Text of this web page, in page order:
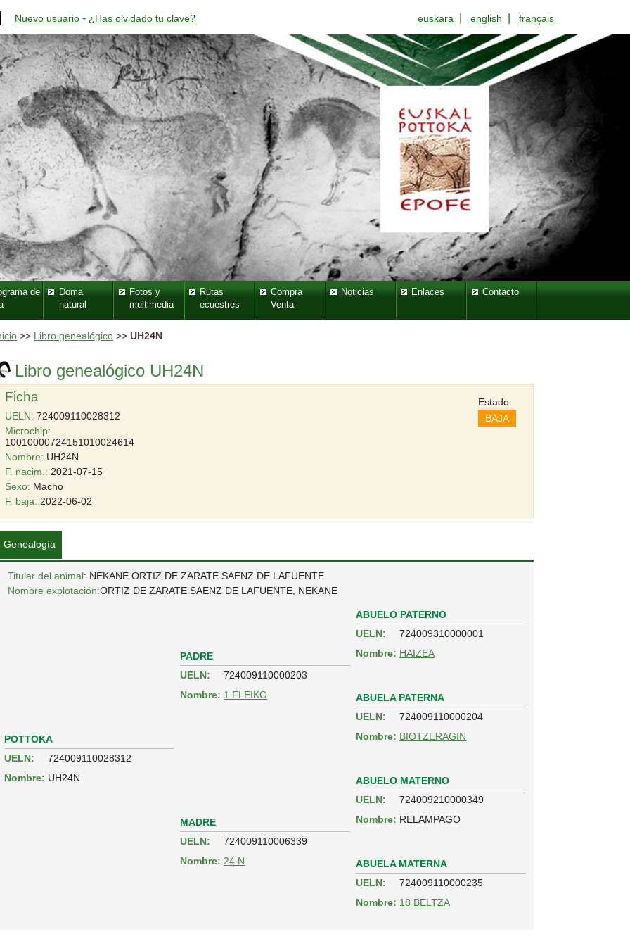
Nuevo usuario - ¿Has olvidado tu clave? euskara |english |français
de
Doma
natural
Fotos y
multimedia
Rutas
ecuestres
Compra
Venta
Noticias Enlaces Contacto
>> Libro genealógico >>UH24N
Libro genealógico UH24N
Ficha
UELN: 724009110028312
Microchip:
10010000724151010024614
Nombre: UH24N
F. nacim.: 2021-07-15
Sexo: Macho
Estado
BAJA
F. baja: 2022-06-02
Genealogía
Titular del animal: NEKANE ORTIZ DE ZARATE SAENZ DE LAFUENTE
Nombre explotación:ORTIZ DE ZARATE SAENZ DE LAFUENTE, NEKANE
POTTOKA
UELN:
724009110028312
Nombre: UH24N
PADRE
UELN:
724009110000203
Nombre: 1 FLEIKO
ABUELO PATERNO
UELN:
724009310000001
Nombre: HAIZEA
ABUELA PATERNA
UELN:
724009110000204
Nombre: BIOTZERAGIN
MADRE
UELN:
724009110006339
Nombre: 24 N
ABUELO MATERNO
UELN:
724009210000349
Nombre: RELAMPAGO
ABUELA MATERNA
UELN:
724009110000235
Nombre: 18 BELTZA